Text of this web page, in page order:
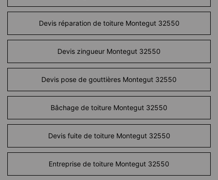
Devis réparation de toiture Montegut 32550
Devis zingueur Montegut 32550
Devis pose de gouttières Montegut 32550
Bâchage de toiture Montegut 32550
Devis fuite de toiture Montegut 32550
Entreprise de toiture Montegut 32550